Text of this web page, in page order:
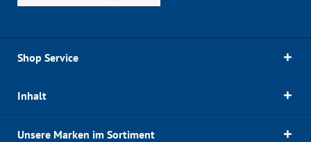
Shop Service
Inhalt
Unsere Marken im Sortiment